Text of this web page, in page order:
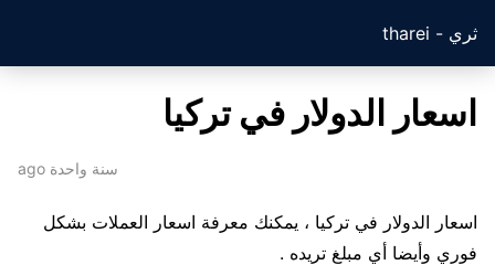
ثري - tharei
اسعار الدولار في تركيا
سنة واحدة ago
اسعار الدولار في تركيا ، يمكنك معرفة اسعار العملات بشكل
فوري وأيضا أي مبلغ تريده .